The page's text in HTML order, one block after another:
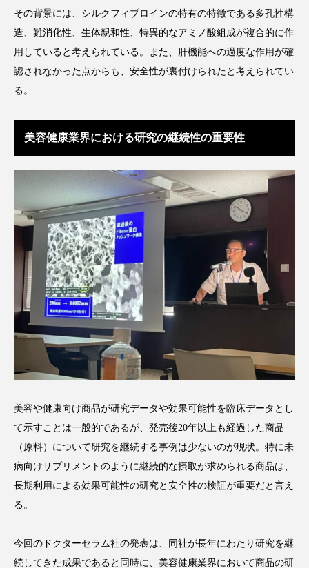
コネクテッド・ビューティ コミュニケーション
コルチゾール サステナビリティ
スカルプ クレンジング 頻度 スカルプケア
スキンケア スキンケア 習慣
スキンケアルーティン ストレス スパ
スマートウォッチ スマートパッチ
スマートリング セーフプレイス
セラミド保湿 セルフケア
ソーシャルウェルネス ソーシャルコマース
タンパク質 ディープクレンジング
デジタルデトックス デトックス
ドライヤー 温度 髪 ダメージ ナイアシンアミド
パーソナライズ バーチャルメイク
その背景には、シルクフィブロインの特有の特徴である多孔性構
造、難消化性、生体親和性、特異的なアミノ酸組成が複合的に作
用していると考えられている。また、肝機能への過度な作用が確
認されなかった点からも、安全性が裏付けられたと考えられてい
る。
美容健康業界における研究の継続性の重要性
美容や健康向け商品が研究データや効果可能性を臨床データとし
て示すことは一般的であるが、発売後20年以上も経過した商品
（原料）について研究を継続する事例は少ないのが現状。特に未
病向けサプリメントのように継続的な摂取が求められる商品は、
長期利用による効果可能性の研究と安全性の検証が重要だと言え
る。
今回のドクターセラム社の発表は、同社が長年にわたり研究を継
続してきた成果であると同時に、美容健康業界において商品の研